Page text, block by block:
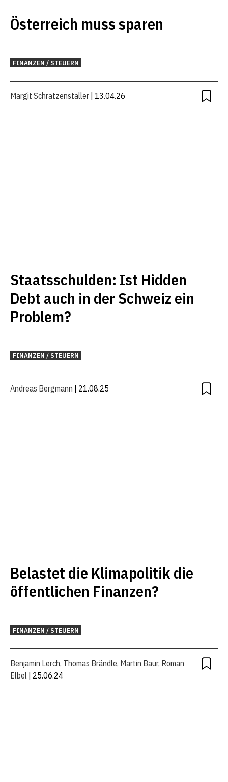
Österreich muss sparen
FINANZEN / STEUERN
Margit Schratzenstaller | 13.04.26
Staatsschulden: Ist Hidden
Debt auch in der Schweiz ein
Problem?
FINANZEN / STEUERN
Andreas Bergmann | 21.08.25
Belastet die Klimapolitik die
öffentlichen Finanzen?
FINANZEN / STEUERN
Benjamin Lerch, Thomas Brändle, Martin Baur, Roman
Elbel | 25.06.24